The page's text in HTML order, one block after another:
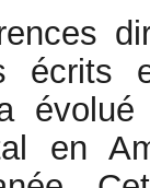
écrits
en